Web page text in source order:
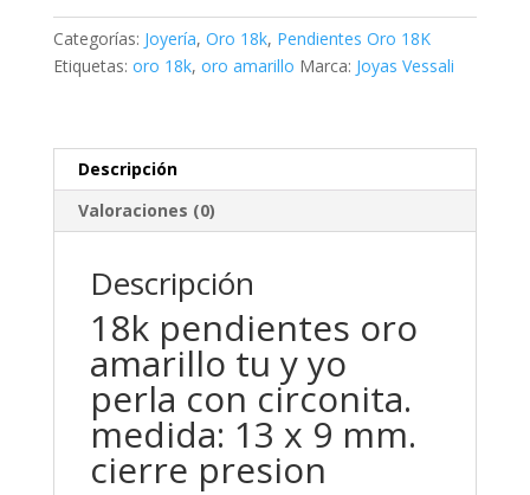
circonita.
medida:
cierre
presion
cantidad
Categorías: Joyería, Oro 18k, Pendientes Oro 18K
Etiquetas: oro 18k, oro amarillo Marca: Joyas Vessali
Descripción
Valoraciones (0)
Descripción
18k pendientes oro
amarillo tu y yo
perla con circonita.
medida: 13 x 9 mm.
cierre presion